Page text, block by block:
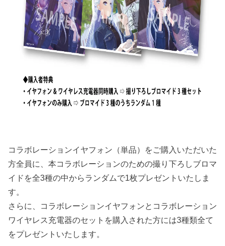
コラボレーションイヤフォン（単品）をご購入いただいた
方全員に、本コラボレーションのための撮り下ろしブロマ
イドを全3種の中からランダムで1枚プレゼントいたしま
す。
さらに、コラボレーションイヤフォンとコラボレーション
ワイヤレス充電器のセットを購入された方には3種類全て
をプレゼントいたします。